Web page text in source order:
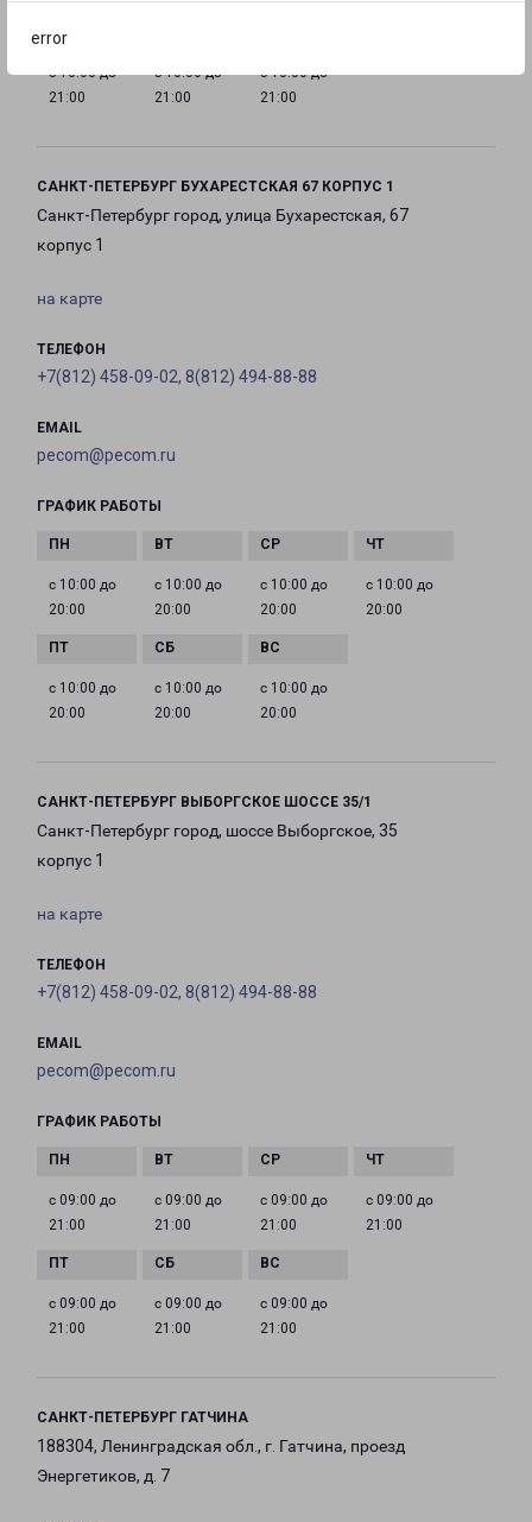
error
с 10:00 до
21:00
с 10:00 до
21:00
с 10:00 до
21:00
САНКТ-ПЕТЕРБУРГ БУХАРЕСТСКАЯ 67 КОРПУС 1
Санкт-Петербург город, улица Бухарестская, 67
корпус 1
на карте
ТЕЛЕФОН
+7(812) 458-09-02, 8(812) 494-88-88
EMAIL
pecom@pecom.ru
ГРАФИК РАБОТЫ
с 10:00 до
20:00
с 10:00 до
20:00
с 10:00 до
20:00
с 10:00 до
20:00
с 10:00 до
20:00
с 10:00 до
20:00
с 10:00 до
20:00
САНКТ-ПЕТЕРБУРГ ВЫБОРГСКОЕ ШОССЕ 35/1
Санкт-Петербург город, шоссе Выборгское, 35
корпус 1
на карте
ТЕЛЕФОН
+7(812) 458-09-02, 8(812) 494-88-88
EMAIL
pecom@pecom.ru
ГРАФИК РАБОТЫ
с 09:00 до
21:00
с 09:00 до
21:00
с 09:00 до
21:00
с 09:00 до
21:00
с 09:00 до
21:00
с 09:00 до
21:00
с 09:00 до
21:00
САНКТ-ПЕТЕРБУРГ ГАТЧИНА
188304, Ленинградская обл., г. Гатчина, проезд
Энергетиков, д. 7